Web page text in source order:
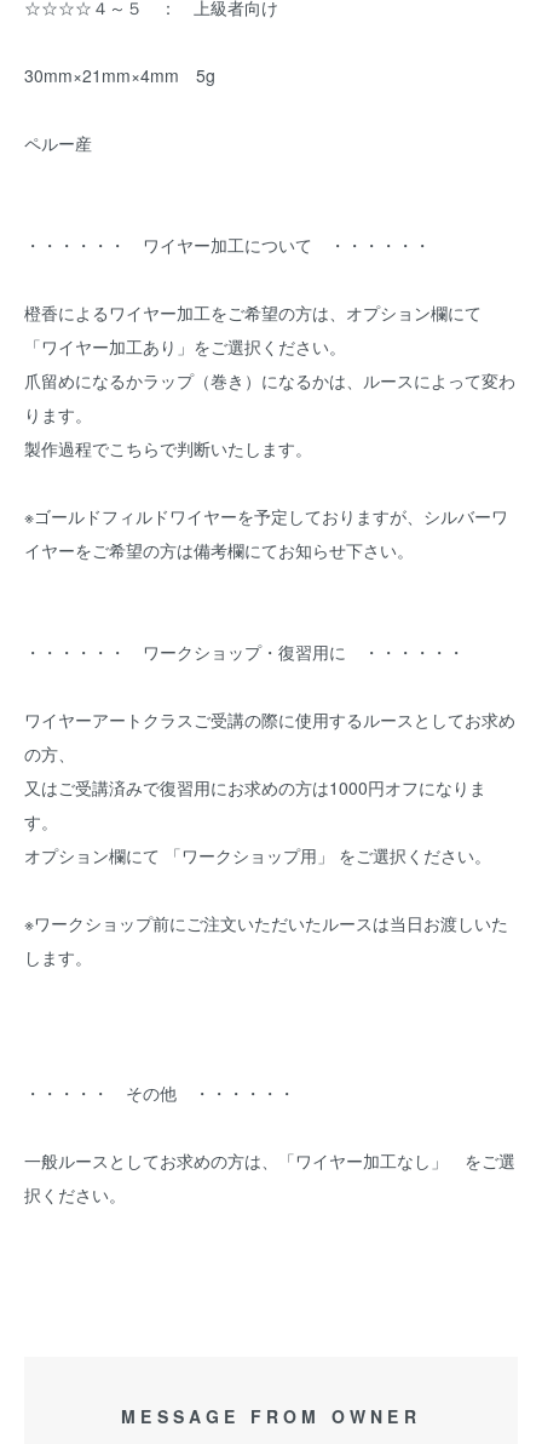
☆☆☆☆４～５ ： 上級者向け
30mm×21mm×4mm 5g
ペルー産
・・・・・・ ワイヤー加工について ・・・・・・
橙香によるワイヤー加工をご希望の方は、オプション欄にて
「ワイヤー加工あり」をご選択ください。
爪留めになるかラップ（巻き）になるかは、ルースによって変わ
ります。
製作過程でこちらで判断いたします。
※ゴールドフィルドワイヤーを予定しておりますが、シルバーワ
イヤーをご希望の方は備考欄にてお知らせ下さい。
・・・・・・ ワークショップ・復習用に ・・・・・・
ワイヤーアートクラスご受講の際に使用するルースとしてお求め
の方、
又はご受講済みで復習用にお求めの方は1000円オフになりま
す。
オプション欄にて 「ワークショップ用」 をご選択ください。
※ワークショップ前にご注文いただいたルースは当日お渡しいた
します。
・・・・・ その他 ・・・・・・
一般ルースとしてお求めの方は、「ワイヤー加工なし」 をご選
択ください。
MESSAGE FROM OWNER